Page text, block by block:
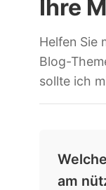
Ihre
Helfen Sie
Blog-
sollte ich
am